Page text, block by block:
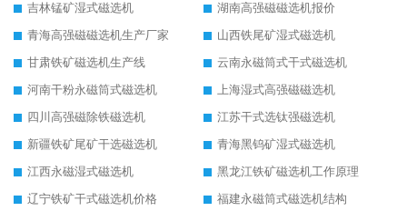
吉林锰矿湿式磁选机
湖南高强磁磁选机报价
青海高强磁磁选机生产厂家
山西铁尾矿湿式磁选机
甘肃铁矿磁选机生产线
云南永磁筒式干式磁选机
河南干粉永磁筒式磁选机
上海湿式高强磁磁选机
四川高强磁除铁磁选机
江苏干式选钛强磁选机
新疆铁矿尾矿干选磁选机
青海黑钨矿湿式磁选机
江西永磁湿式磁选机
黑龙江铁矿磁选机工作原理
辽宁铁矿干式磁选机价格
福建永磁筒式磁选机结构